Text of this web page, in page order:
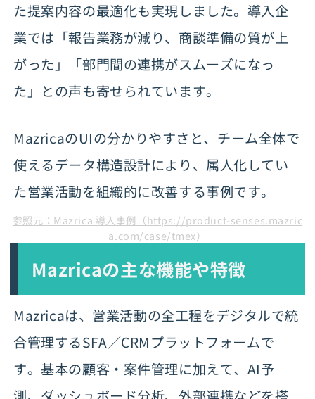
た提案内容の最適化も実現しました。導入企
業では「報告業務が減り、商談準備の質が上
がった」「部門間の連携がスムーズになっ
た」との声も寄せられています。
MazricaのUIの分かりやすさと、チーム全体で
使えるデータ構造設計により、属人化してい
た営業活動を組織的に改善する事例です。
参照元：Mazrica 導入事例（https://product-senses.mazric
a.com/case/tmex）
Mazricaの主な機能や特徴
Mazricaは、営業活動の全工程をデジタルで統
合管理するSFA／CRMプラットフォームで
す。基本の顧客・案件管理に加えて、AI予